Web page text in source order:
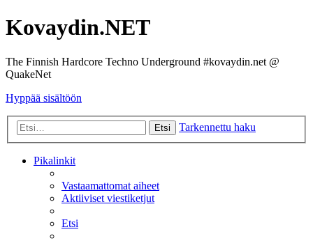
Kovaydin.NET
The Finnish Hardcore Techno Underground #kovaydin.net @
QuakeNet
Hyppää sisältöön
Etsi Tarkennettu haku
Pikalinkit
Vastaamattomat aiheet
Aktiiviset viestiketjut
Etsi